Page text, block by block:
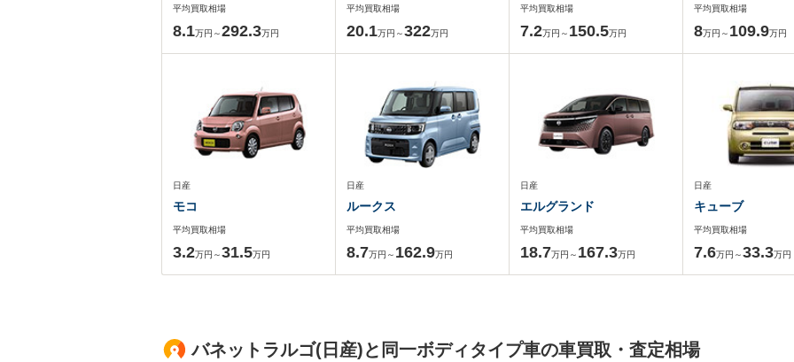
平均買取相場
8.1万円～292.3万円
平均買取相場
20.1万円～322万円
平均買取相場
7.2万円～ 150.5万円
平均買取相場
8万円～ 109.9万円
日産
モコ
平均買取相場
3.2万円～31.5万円
日産
ルークス
平均買取相場
8.7万円～ 162.9万円
日産
エルグランド
平均買取相場
18.7万円～ 167.3万円
日産
キューブ
平均買取相場
7.6万円～33.3万円
バネットラルゴ(日産)と同一ボディタイプ車の車買取・査定相場